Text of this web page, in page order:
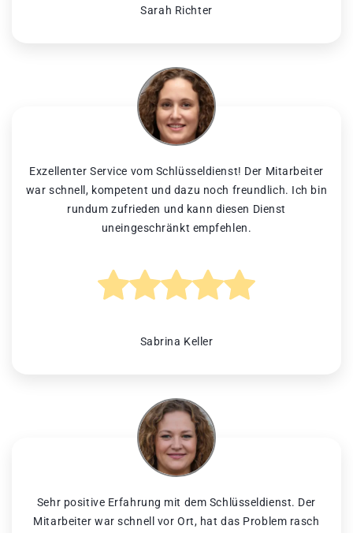
Sarah Richter
Exzellenter Service vom Schlüsseldienst! Der Mitarbeiter
war schnell, kompetent und dazu noch freundlich. Ich bin
rundum zufrieden und kann diesen Dienst
uneingeschränkt empfehlen.
Sabrina Keller
Sehr positive Erfahrung mit dem Schlüsseldienst. Der
Mitarbeiter war schnell vor Ort, hat das Problem rasch